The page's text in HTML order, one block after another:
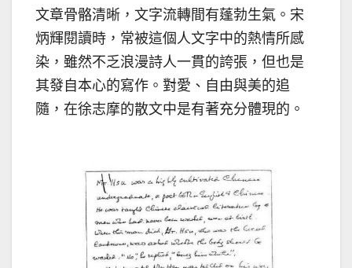
文章骨骼清晰，文字流轉間有蓬勃生氣。宋
炳輝閱讀時，常被這個人文字中的熱情所感
染，雖然不乏浪漫詩人一貫的誇張，但也是
其發自本心的寫作。對愛、自由與美的追
隨，在徐志摩的散文中是有著充分體現的。